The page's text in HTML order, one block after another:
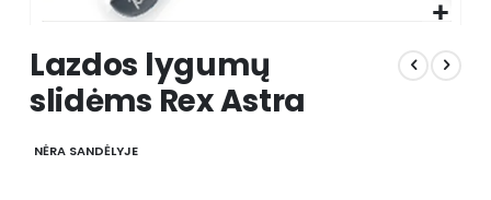
to
the
beginning
the
Lazdos lygumų
slidėms Rex Astra
NĖRA SANDĖLYJE